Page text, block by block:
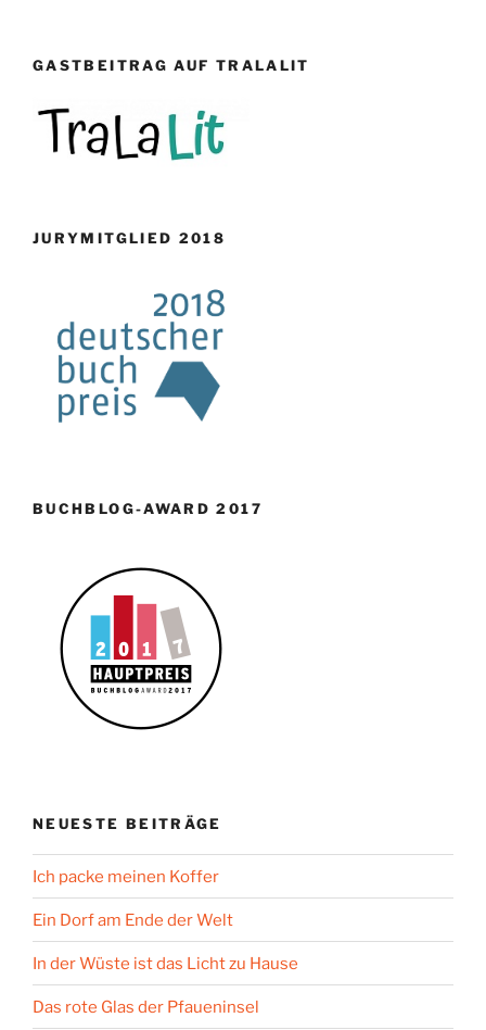
GASTBEITRAG AUF TRALALIT
JURYMITGLIED 2018
BUCHBLOG-AWARD 2017
NEUESTE BEITRÄGE
Ich packe meinen Koffer
Ein Dorf am Ende der Welt
In der Wüste ist das Licht zu Hause
Das rote Glas der Pfaueninsel